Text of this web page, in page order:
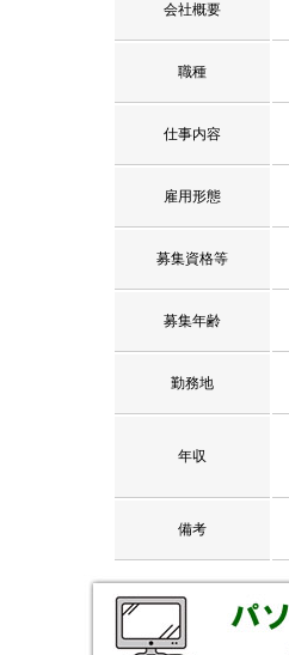
会社概要
職種
仕事内容
雇用形態
募集資格等
募集年齢
勤務地
年収
備考